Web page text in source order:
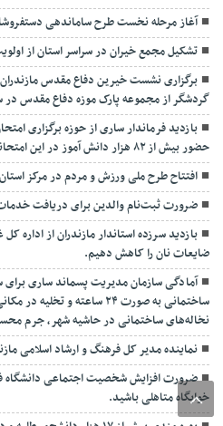
آغاز مرحله نخست طرح ساماندهی
تشکیل مجمع خیران در سراسر استان از
گردشگر از مجموعه پارک موزه دفاع مقدس در
بازدید فرماندار ساری از حوزه برگزاری
حضور بیش از ۸۲ هزار دانش آموز در این امتحانات
افتتاح طرح ملی ورزش و مردم در مرکز
ضرورت ثبت‌نام والدین برای دریافت
بازدید سرزده استاندار مازندران از اداره
ضایعات نان را کاهش دهیم.
آمادگی سازمان مدیریت پسماند ساری
ساختمانی به صورت ۲۴ ساعته و
نخاله‌های ساختمانی در حاشیه شهر، جرم
نماینده مدیر کل فرهنگ و ارشاد اسلامی
ضرورت افزایش شخصیت اجتماعی دانشگاه
خوابگاه متاهلی باشید.